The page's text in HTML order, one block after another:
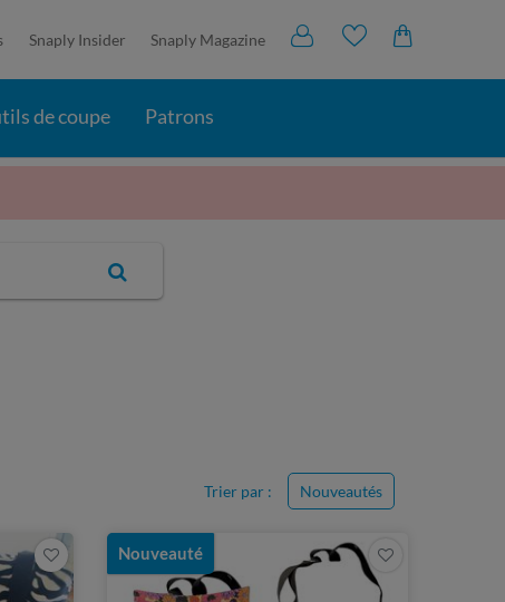
Snaply Insider Snaply Magazine
de coupe Patrons
Trier par : Nouveautés
Nouveauté